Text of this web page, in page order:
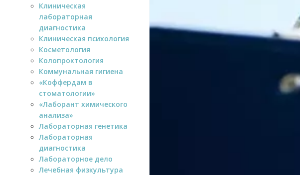
Клиническая
лабораторная
диагностика
Клиническая психология
Косметология
Колопроктология
Коммунальная гигиена
«Коффердам в
стоматологии»
«Лаборант химического
анализа»
Лабораторная генетика
Лабораторная
диагностика
Лабораторное дело
Лечебная физкультура